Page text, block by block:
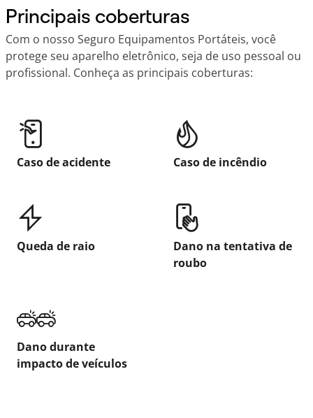
Principais coberturas
Com o nosso Seguro Equipamentos Portáteis, você
protege seu aparelho eletrônico, seja de uso pessoal ou
profissional. Conheça as principais coberturas:
Caso de acidente Caso de incêndio
Queda de raio
Dano na tentativa de
roubo
Dano durante
impacto de veículos